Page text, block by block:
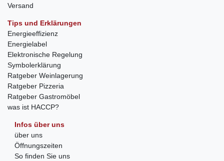
Versand
Tips und Erklärungen
Energieeffizienz
Energielabel
Elektronische Regelung
Symbolerklärung
Ratgeber Weinlagerung
Ratgeber Pizzeria
Ratgeber Gastromöbel
was ist HACCP?
Infos über uns
über uns
Öffnungszeiten
So finden Sie uns